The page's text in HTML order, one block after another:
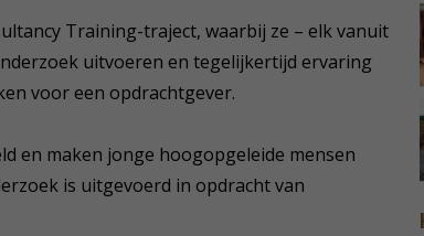
Training-traject, waarbij ze – elk vanuit
uitvoeren en tegelijkertijd ervaring
voor een opdrachtgever.
en maken jonge hoogopgeleide mensen
is uitgevoerd in opdracht van